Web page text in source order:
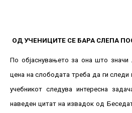
ОД УЧЕНИЦИТЕ СЕ БАРА СЛЕПА
По објаснувањето за она што значи
цена на слободата треба да ги следи
учебникот следува интересна
наведен цитат на извадок од